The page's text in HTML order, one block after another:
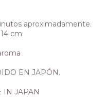
aproximadamente.
cm
EN JAPÓN.
IN JAPAN